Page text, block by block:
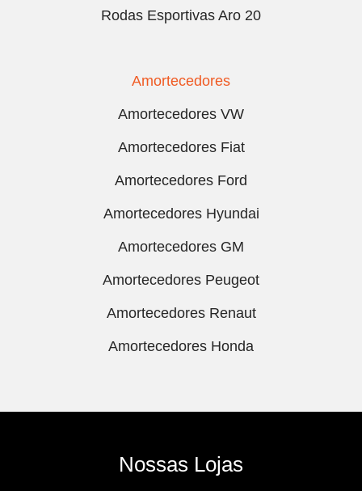
Rodas Esportivas Aro 20
Amortecedores
Amortecedores VW
Amortecedores Fiat
Amortecedores Ford
Amortecedores Hyundai
Amortecedores GM
Amortecedores Peugeot
Amortecedores Renaut
Amortecedores Honda
Nossas Lojas